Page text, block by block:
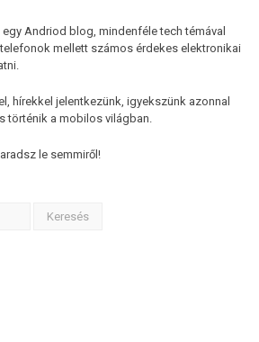
Andriod blog, mindenféle tech témával
mellett számos érdekes elektronikai
hírekkel jelentkezünk, igyekszünk azonnal
történik a mobilos világban.
le semmiről!